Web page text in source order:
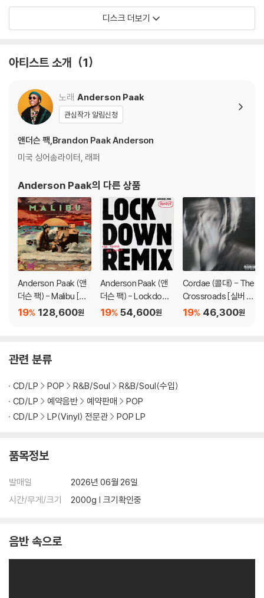
하니 침압 조절이 가능한 기기에서 재생하실 것을 권유 드립니다.
2) 디스크는 정전기와 먼지로 인해 재생이 원활하지 않은 경우가 있습니
1) 열을 가하여 제작하는 바이닐 공정 특성상 디스크 표면이 미세하게 울
렁거리거나 휘어지는 경우가 있습니다.
재생이 불안정한 경우 스태빌라이저를 사용하시면 좀 더 안정적인 재생이
가능합니다.
2) 재생 음역의 왜곡을 최소화 하고 반복 재생시에도 최대한 일관되게 유
지되도록 디스크 센터 홀 구경이 작게 제작되는 경우가 있습니다. 턴테이
하시면 해결됩니다.
3) 디스크에 미세한 잔 흠집이 남아있거나 인쇄 면이 깨끗하지 않은 경우
가 있으며, 이는 상품의 불량이 아닙니다. 단, 재생에 이상이 있는 경우에는
불량으로 인한 반품/교환이 가능합니다
※ 컬러 디스크
다.
1) 컬러 디스크는 웹 이미지와 실제 색상이 차이가 날 수 있습니다.
2) 컬러 디스크의 특성상 제작 공정시 앨범마다 색상 차이가 나는 경우도
등이 발생할 수 있습니다.
※ 반품/교환 안내
1) 불량으로 인한 반품/교환 요청 시에는 불량 확인을 위해 개봉 시의 동영
상을 요청할 수 있으며, 동영상이 없는 경우 반품/교환이 제한될 수 있습니
문의 바랍니다.
가 어려우므로 신중한 구매를 부탁드립니다.
디스크 더보기
아티스트 소개 1
노래 Anderson Paak
관심작가 알림신청
앤더슨 팩,Brandon Paak Anderson
미국 싱어송라이터, 래퍼
Anderson Paak의 다른 상품
Anderson .Paak (앤
더슨 팩) - Malibu [조
에트로트 컬러 2LP]
128,600원
19%
Anderson Paak (앤
더슨 팩) - Lockdown
[픽쳐디스크 LP]
54,600원
19%
Cordae (콜대) - The
Crossroads [실버 컬
러 LP] 46,300원
19%
관련 분류
CD/LP POP R&B/Soul
R&B/Soul(수입)
CD/LP
예약음반 예약판매
POP
CD/LP
LP(Vinyl) 전문관 POP LP
품목정보
발매일
2026년 06월 26일
시간/무게/크기
2000g | 크기확인중
음반 속으로